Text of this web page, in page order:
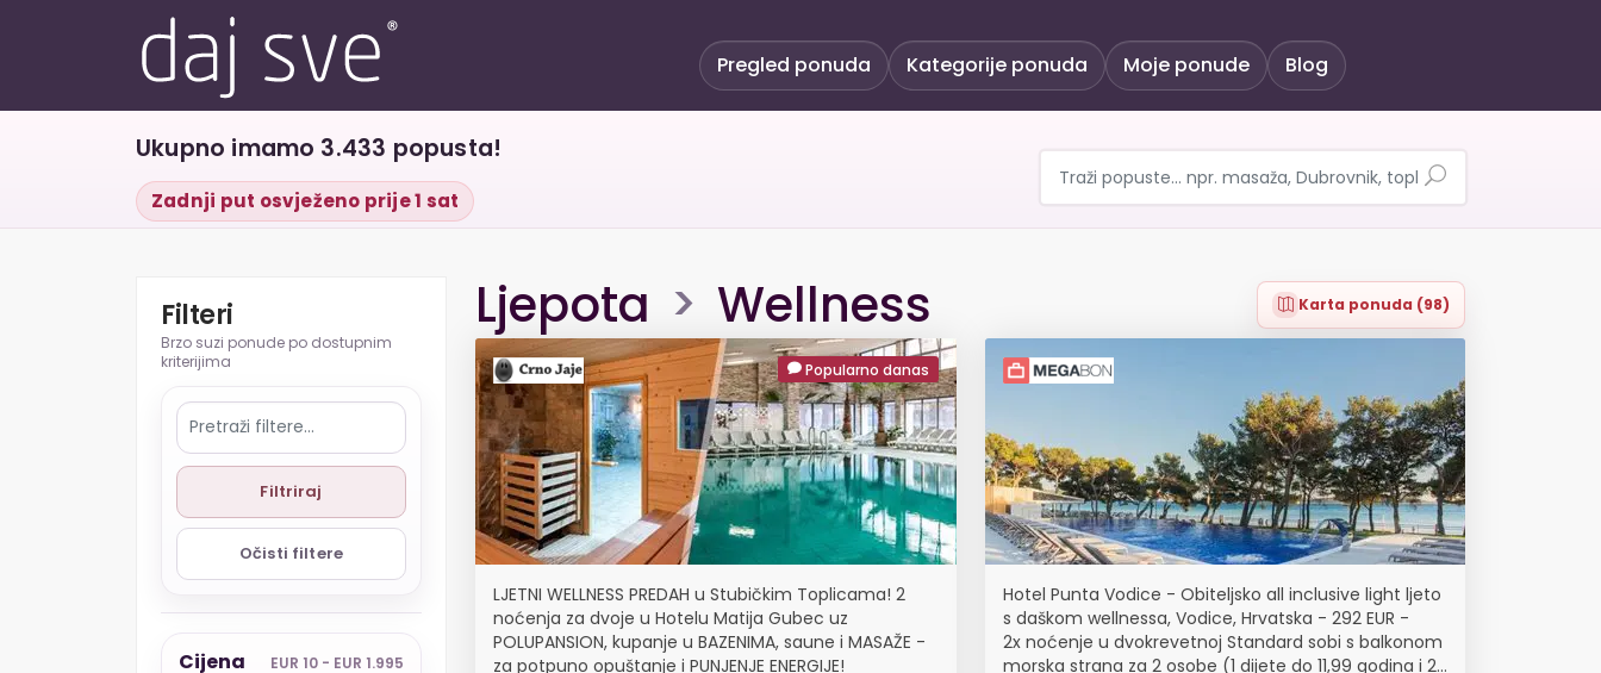
Pregled ponuda Kategorije ponuda Moje ponude Blog
Ukupno imamo 3.433 popusta!
Zadnji put osvježeno prije 1 sat
Filteri
Filtriraj
Očisti filtere
Cijena EUR 10 - EUR 1.995
Ljepota > Wellness Karta ponuda (98)
Popularno danas
LJETNI WELLNESS PREDAH u Stubičkim Toplicama! 2
noćenja za dvoje u Hotelu Matija Gubec uz
POLUPANSION, kupanje u BAZENIMA, saune i MASAŽE -
za potpuno opuštanje i PUNJENJE ENERGIJE!
Hotel Punta Vodice - Obiteljsko all inclusive light ljeto
s daškom wellnessa, Vodice, Hrvatska - 292 EUR -
2x noćenje u dvokrevetnoj Standard sobi s balkonom
morska strana za 2 osobe (1 dijete do 11,99 godina i 2.